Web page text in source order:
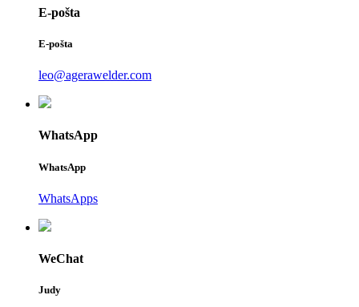
E-pošta
E-pošta
leo@agerawelder.com
WhatsApp
WhatsApp
WhatsApps
WeChat
Judy